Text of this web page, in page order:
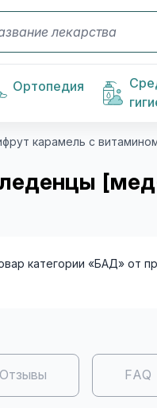
Ортопедия
карамель с
категории «БАД» от
Отзывы FAQ